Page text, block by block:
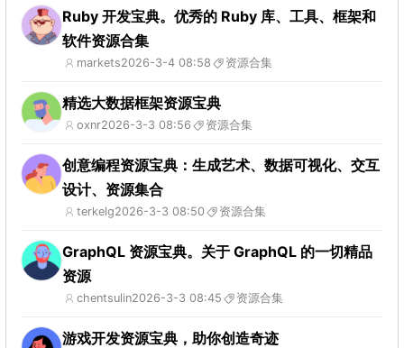
Ruby 开发宝典。优秀的 Ruby 库、工具、框架和
软件资源合集
markets2026-3-4 08:58 资源合集
精选大数据框架资源宝典
oxnr2026-3-3 08:56 资源合集
创意编程资源宝典：生成艺术、数据可视化、交互
设计、资源集合
terkelg2026-3-3 08:50 资源合集
GraphQL 资源宝典。关于 GraphQL 的一切精品
资源
chentsulin2026-3-3 08:45 资源合集
游戏开发资源宝典，助你创造奇迹